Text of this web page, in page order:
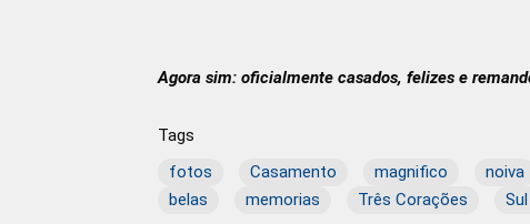
Agora sim: oficialmente casados, felizes e
Tags
fotos
Casamento magnifico noiva
belas
memorias Três Corações